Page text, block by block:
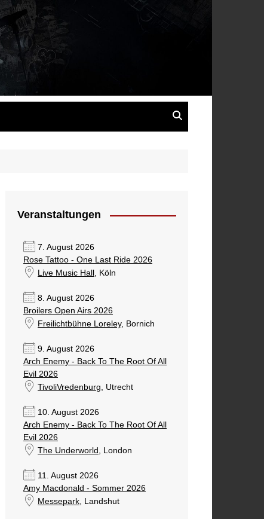
Veranstaltungen
7. August 2026
Rose Tattoo - One Last Ride 2026
Live Music Hall , Köln
8. August 2026
Broilers Open Airs 2026
Freilichtbühne Loreley, Bornich
9. August 2026
Arch Enemy - Back To The Root Of All
Evil 2026
TivoliVredenburg, Utrecht
10. August 2026
Arch Enemy - Back To The Root Of All
Evil 2026
The Underworld , London
11. August 2026
Amy Macdonald - Sommer 2026
Messepark, Landshut